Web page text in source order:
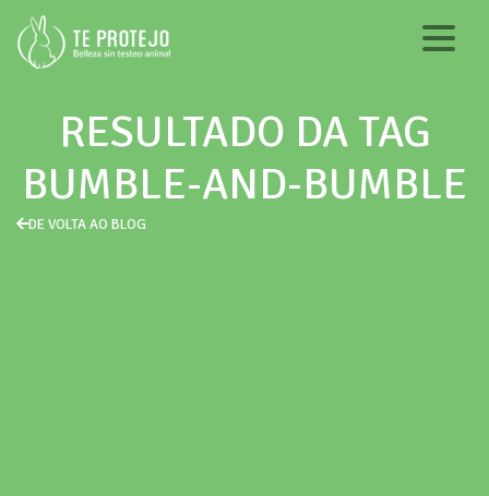
RESULTADO DA TAG
BUMBLE-AND-BUMBLE
DE VOLTA AO BLOG